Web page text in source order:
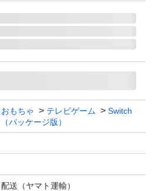
もちゃ テレビゲーム
Switch
パッケージ版）
送（ヤマト運輸）